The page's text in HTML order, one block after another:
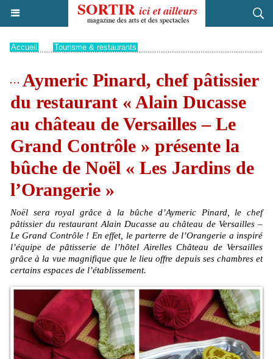
Accueil Tourisme & restaurants
Aymeric Pinard, chef pâtissier
du restaurant « Alain Ducasse
au château de Versailles – Le
Grand Contrôle » présente la
bûche de Noël « Les Jardins de
l’Orangerie »
Noël sera royal grâce à la bûche d’Aymeric Pinard, le chef
pâtissier du restaurant Alain Ducasse au château de Versailles –
Le Grand Contrôle ! En effet, le parterre de l’Orangerie a inspiré
l’équipe de pâtisserie de l’hôtel Airelles Château de Versailles
grâce à la vue magnifique que le lieu offre depuis ses chambres et
certains espaces de l’établissement.